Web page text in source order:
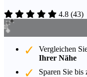
4.8 (43)
Vergleichen
Ihrer Nähe
Sparen Sie bis